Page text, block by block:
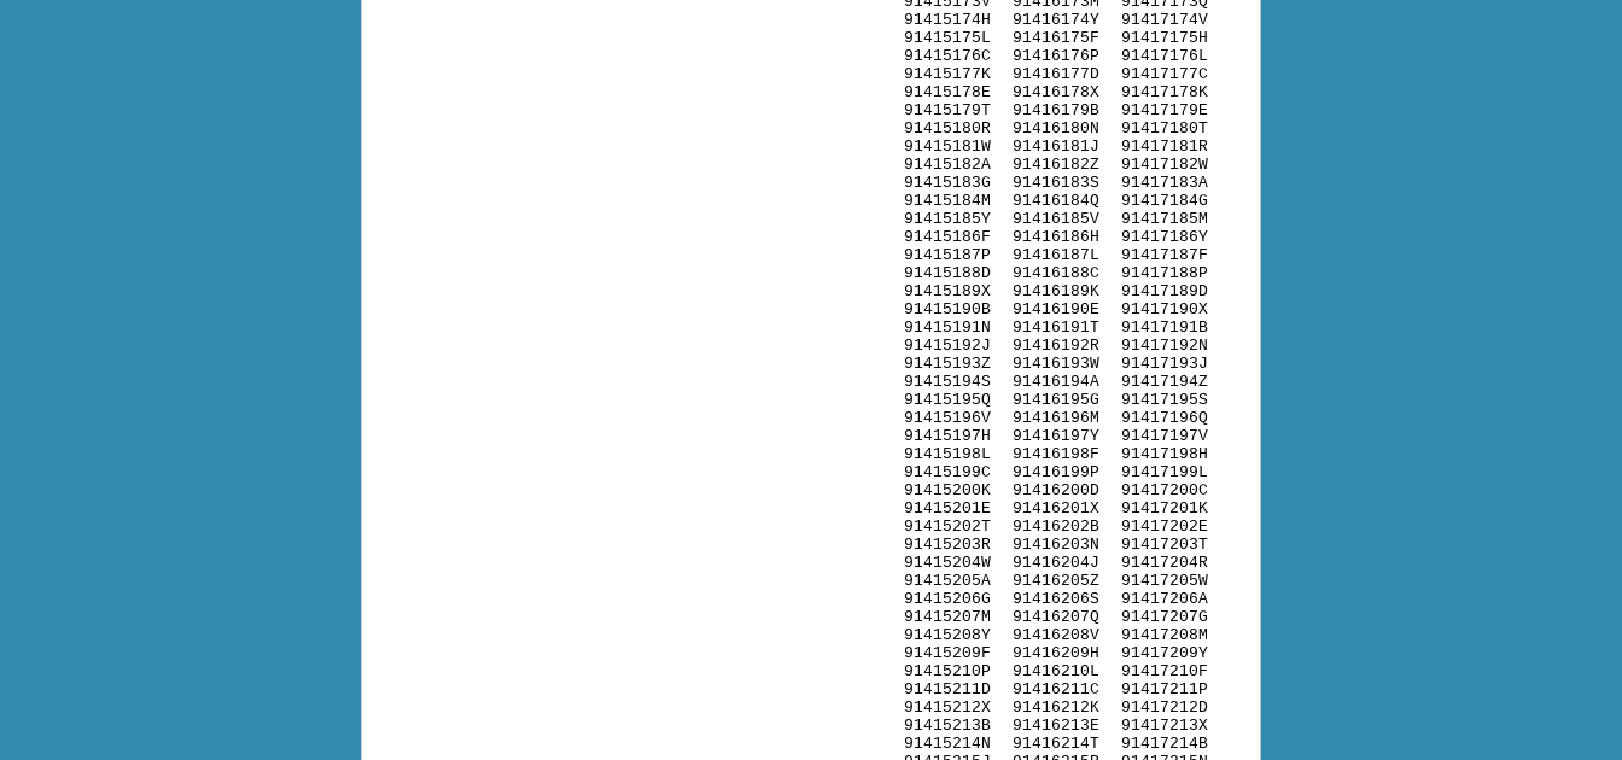
91415174H
91415175L
91415176C
91415177K
91415178E
91415179T
91415180R
91415181W
91415182A
91415183G
91415184M
91415185Y
91415186F
91415187P
91415188D
91415189X
91415190B
91415191N
91415192J
91415193Z
91415194S
91415195Q
91415196V
91415197H
91415198L
91415199C
91415200K
91415201E
91415202T
91415203R
91415204W
91415205A
91415206G
91415207M
91415208Y
91415209F
91415210P
91415211D
91415212X
91415213B
91415214N
91416174Y
91416175F
91416176P
91416177D
91416178X
91416179B
91416180N
91416181J
91416182Z
91416183S
91416184Q
91416185V
91416186H
91416187L
91416188C
91416189K
91416190E
91416191T
91416192R
91416193W
91416194A
91416195G
91416196M
91416197Y
91416198F
91416199P
91416200D
91416201X
91416202B
91416203N
91416204J
91416205Z
91416206S
91416207Q
91416208V
91416209H
91416210L
91416211C
91416212K
91416213E
91416214T
91417174V
91417175H
91417176L
91417177C
91417178K
91417179E
91417180T
91417181R
91417182W
91417183A
91417184G
91417185M
91417186Y
91417187F
91417188P
91417189D
91417190X
91417191B
91417192N
91417193J
91417194Z
91417195S
91417196Q
91417197V
91417198H
91417199L
91417200C
91417201K
91417202E
91417203T
91417204R
91417205W
91417206A
91417207G
91417208M
91417209Y
91417210F
91417211P
91417212D
91417213X
91417214B